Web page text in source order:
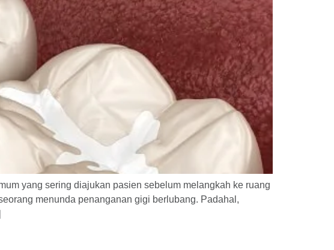
yang sering diajukan pasien sebelum melangkah ke ruang
menunda penanganan gigi berlubang. Padahal,